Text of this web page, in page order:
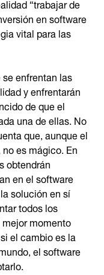
en software
vital para las
enfrentan las
y enfrentarán
de que el
una de ellas. No
que, aunque el
es mágico. En
obtendrán
en el software
solución en sí
todos los
momento
el cambio es la
el software